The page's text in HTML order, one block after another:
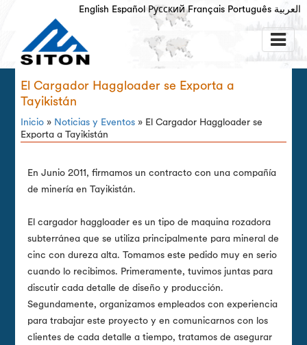
English Español Русский Français Português العربية
El Cargador Haggloader se Exporta a
Tayikistán
Inicio » Noticias y Eventos » El Cargador Haggloader se
Exporta a Tayikistán
En Junio 2011, firmamos un contracto con una compañía
de minería en Tayikistán.
El cargador haggloader es un tipo de maquina rozadora
subterránea que se utiliza principalmente para mineral de
cinc con dureza alta. Tomamos este pedido muy en serio
cuando lo recibimos. Primeramente, tuvimos juntas para
discutir cada detalle de diseño y producción.
Segundamente, organizamos empleados con experiencia
para trabajar este proyecto y en comunicarnos con los
clientes de cada detalle a tiempo, tratamos de asegurar